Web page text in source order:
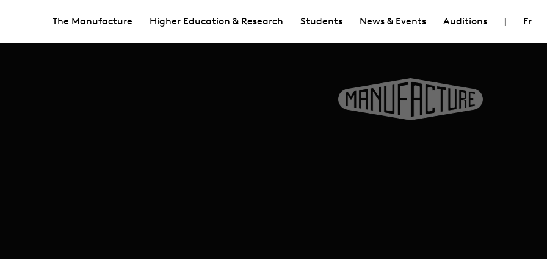
The Manufacture Higher Education & Research Students News & Events Auditions | Fr